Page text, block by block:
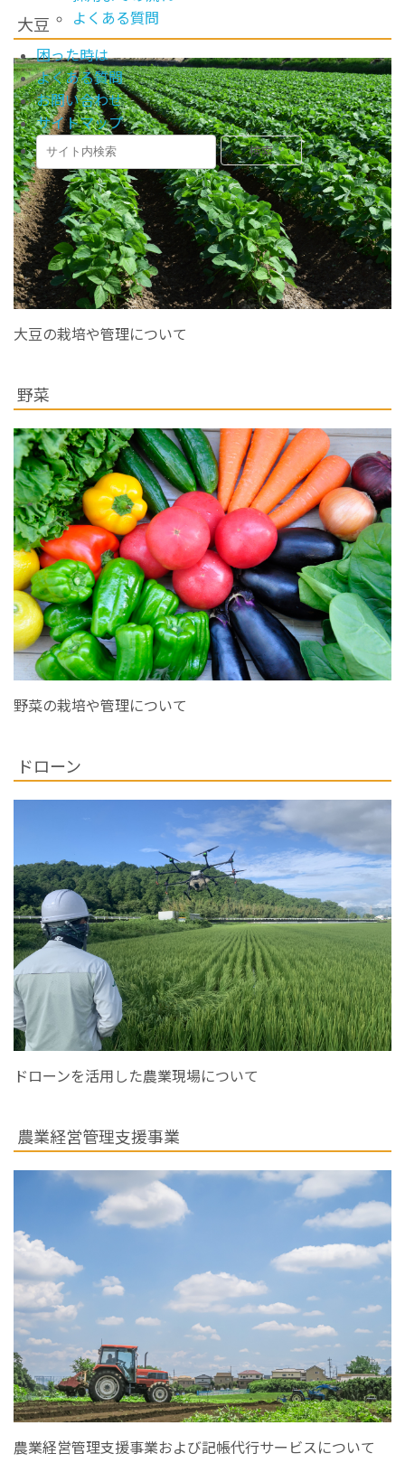
よくある質問
困った時は
よくある質問
お問い合わせ
サイトマップ
大豆
大豆の栽培や管理について
野菜
野菜の栽培や管理について
ドローン
ドローンを活用した農業現場について
農業経営管理支援事業
農業経営管理支援事業および記帳代行サービスについて